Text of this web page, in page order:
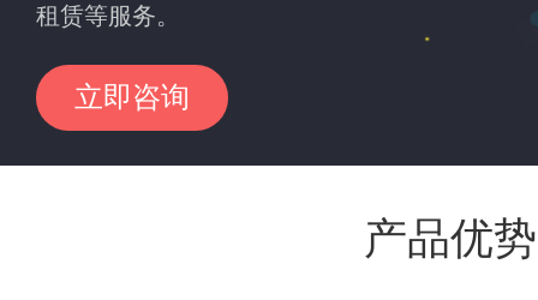
租赁等服务。
立即咨询
产品优势